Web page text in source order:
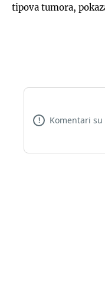
tipova tumora,
! Komentari